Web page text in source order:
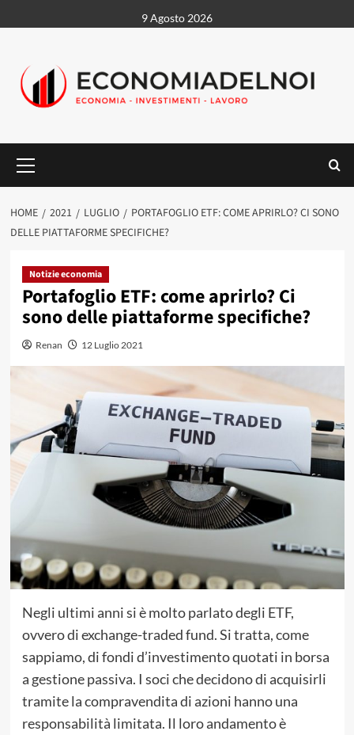
al
9 Agosto 2026
principale
HOME 2021 LUGLIO
PORTAFOGLIO ETF: COME APRIRLO? CI SONO
DELLE PIATTAFORME SPECIFICHE?
Notizie economia
Portafoglio ETF: come aprirlo? Ci
sono delle piattaforme specifiche?
Renan 12 Luglio 2021
Negli ultimi anni si è molto parlato degli ETF,
ovvero di exchange-traded fund. Si tratta, come
sappiamo, di fondi d’investimento quotati in borsa
a gestione passiva. I soci che decidono di acquisirli
tramite la compravendita di azioni hanno una
responsabilità limitata. Il loro andamento è